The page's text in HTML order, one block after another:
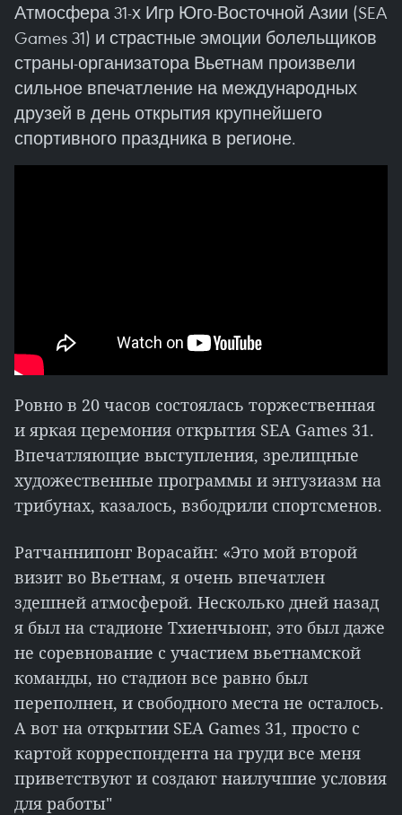
Атмосфера 31-х Игр Юго-Восточной Азии (SEA
Games 31) и страстные эмоции болельщиков
страны-организатора Вьетнам произвели
сильное впечатление на международных
друзей в день открытия крупнейшего
спортивного праздника в регионе.
Ровно в 20 часов состоялась торжественная
и яркая церемония открытия SEA Games 31.
Впечатляющие выступления, зрелищные
художественные программы и энтузиазм на
трибунах, казалось, взбодрили спортсменов.
Ратчаннипонг Ворасайн: «Это мой второй
визит во Вьетнам, я очень впечатлен
здешней атмосферой. Несколько дней назад
я был на стадионе Тхиенчыонг, это был даже
не соревнование с участием вьетнамской
команды, но стадион все равно был
переполнен, и свободного места не осталось.
А вот на открытии SEA Games 31, просто с
картой корреспондента на груди все меня
приветствуют и создают наилучшие условия
для работы"